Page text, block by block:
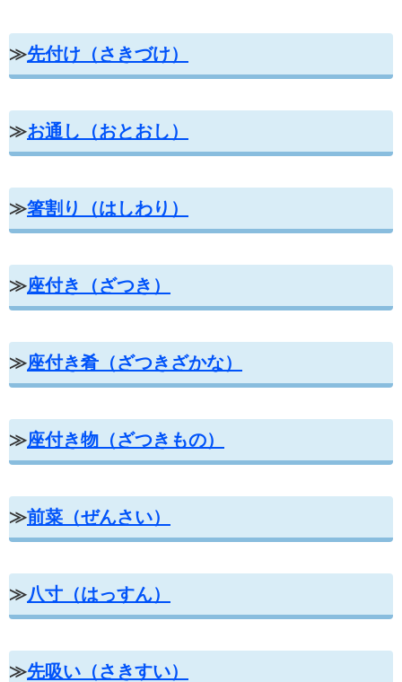
≫先付け（さきづけ）
≫お通し（おとおし）
≫箸割り（はしわり）
≫座付き（ざつき）
≫座付き肴（ざつきざかな）
≫座付き物（ざつきもの）
≫前菜（ぜんさい）
≫八寸（はっすん）
≫先吸い（さきすい）